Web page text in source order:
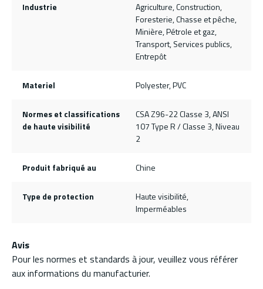
Industrie
Agriculture, Construction,
Foresterie, Chasse et pêche,
Minière, Pétrole et gaz,
Transport, Services publics,
Entrepôt
Materiel Polyester, PVC
Normes et classifications
de haute visibilité
CSA Z96-22 Classe 3, ANSI
107 Type R / Classe 3, Niveau
2
Produit fabriqué au Chine
Type de protection
Haute visibilité,
Imperméables
Avis
Pour les normes et standards à jour, veuillez vous référer
aux informations du manufacturier.